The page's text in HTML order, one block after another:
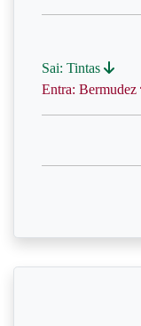
Sai: Tintas
Entra: Bermudez